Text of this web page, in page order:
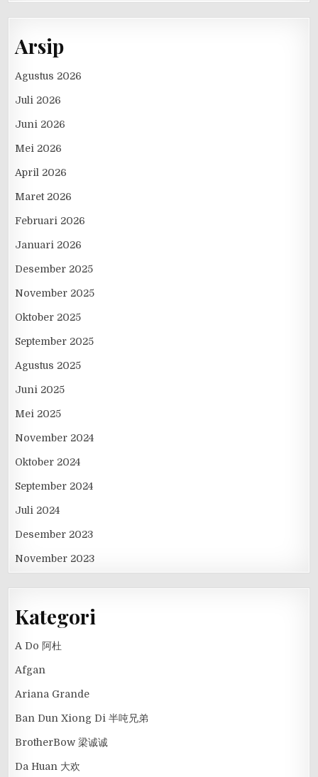
Arsip
Agustus 2026
Juli 2026
Juni 2026
Mei 2026
April 2026
Maret 2026
Februari 2026
Januari 2026
Desember 2025
November 2025
Oktober 2025
September 2025
Agustus 2025
Juni 2025
Mei 2025
November 2024
Oktober 2024
September 2024
Juli 2024
Desember 2023
November 2023
Kategori
A Do 阿杜
Afgan
Ariana Grande
Ban Dun Xiong Di 半吨兄弟
BrotherBow 梁诚诚
Da Huan 大欢